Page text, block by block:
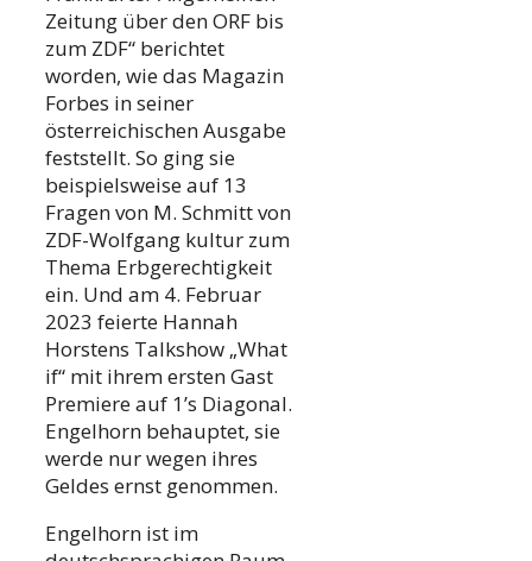
Zeitung über den ORF bis
zum ZDF“ berichtet
worden, wie das Magazin
Forbes in seiner
österreichischen Ausgabe
feststellt. So ging sie
beispielsweise auf 13
Fragen von M. Schmitt von
ZDF-Wolfgang kultur zum
Thema Erbgerechtigkeit
ein. Und am 4. Februar
2023 feierte Hannah
Horstens Talkshow „What
if“ mit ihrem ersten Gast
Premiere auf 1’s Diagonal.
Engelhorn behauptet, sie
werde nur wegen ihres
Geldes ernst genommen.
Engelhorn ist im